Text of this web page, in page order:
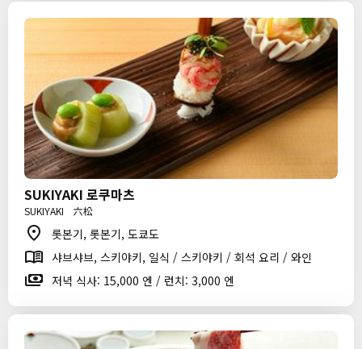
SUKIYAKI 로쿠마츠
SUKIYAKI 六松
롯본기, 롯본기, 도쿄도
샤브샤브, 스키야키, 일식 / 스키야키 / 회석 요리 / 와인
저녁 식사: 15,000 엔 / 런치: 3,000 엔